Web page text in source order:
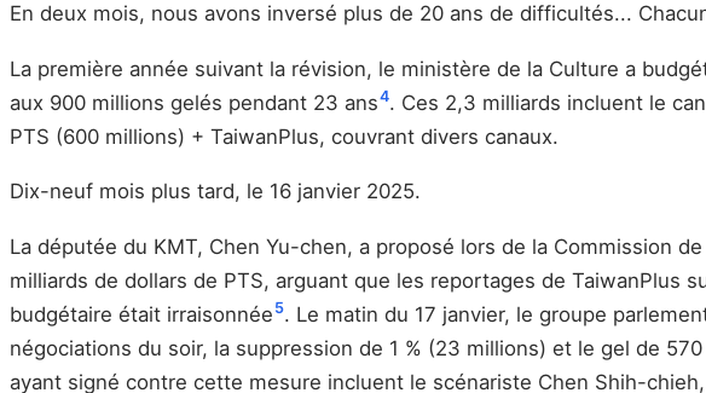
En deux mois, nous avons inversé plus de 20 ans de difficultés...
La première année suivant la révision, le ministère de la Culture a
aux 900 millions gelés pendant 23 ans4. Ces 2,3 milliards incluent le
PTS (600 millions) + TaiwanPlus, couvrant divers canaux.
Dix-neuf mois plus tard, le 16 janvier 2025.
La députée du KMT, Chen Yu-chen, a proposé lors de la Commission
milliards de dollars de PTS, arguant que les reportages de TaiwanPlus
budgétaire était irraisonnée 5. Le matin du 17 janvier, le groupe
négociations du soir, la suppression de 1 % (23 millions) et le gel de
ayant signé contre cette mesure incluent le scénariste Chen Shih-